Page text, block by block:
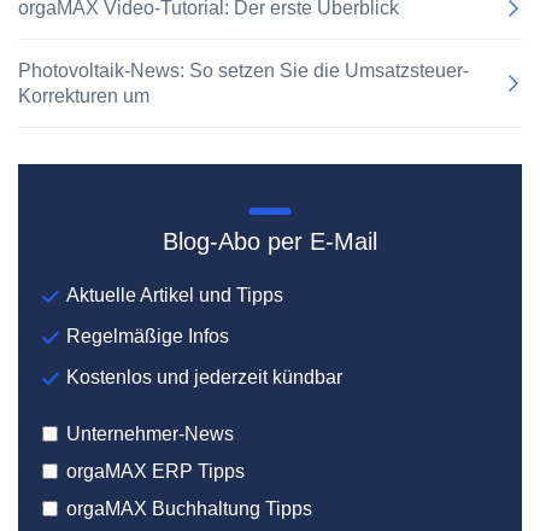
orgaMAX Video-Tutorial: Der erste Überblick
Photovoltaik-News: So setzen Sie die Umsatzsteuer-
Korrekturen um
Blog-Abo per E-Mail
Aktuelle Artikel und Tipps
Regelmäßige Infos
Kostenlos und jederzeit kündbar
Unternehmer-News
orgaMAX ERP Tipps
orgaMAX Buchhaltung Tipps